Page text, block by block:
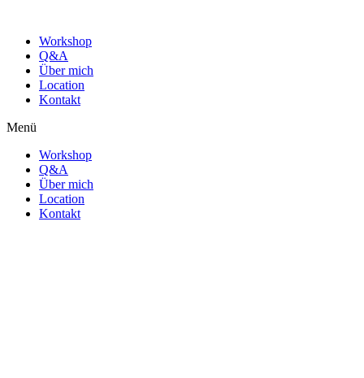
Workshop
Q&A
Über mich
Location
Kontakt
Menü
Workshop
Q&A
Über mich
Location
Kontakt